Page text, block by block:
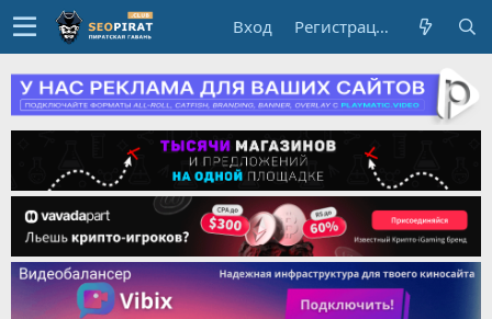
Вход Регистрация